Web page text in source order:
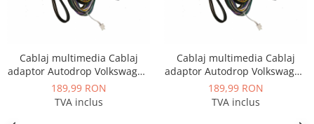
Cablaj multimedia Cablaj
adaptor Autodrop Volkswagen
Golf 7 (2013+) pentru Navigații
multimedia Android
189,99 RON
TVA inclus
Cablaj multimedia Cablaj
adaptor Autodrop Volkswagen
Golf Sportsvan (2016+) pentru
Navigații multimedia Android
189,99 RON
TVA inclus